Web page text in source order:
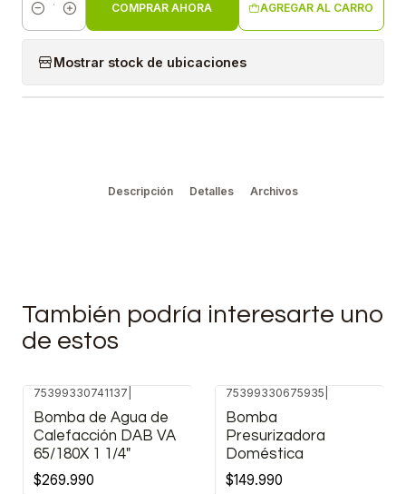
Cantidad
AGREGAR AL CARRO
COMPRAR AHORA
Mostrar stock de ubicaciones
Descripción Detalles Archivos
También podría interesarte uno
de estos
75399330741137
Bomba de Agua de
Calefacción DAB VA
65/180X 1 1/4"
$269.990
75399330675935
Bomba
Presurizadora
Doméstica
$149.990